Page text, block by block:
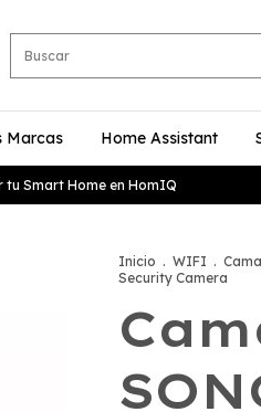
Marcas Home Assistant
Smart Home en HomIQ
Inicio . WIFI .
Security Camera